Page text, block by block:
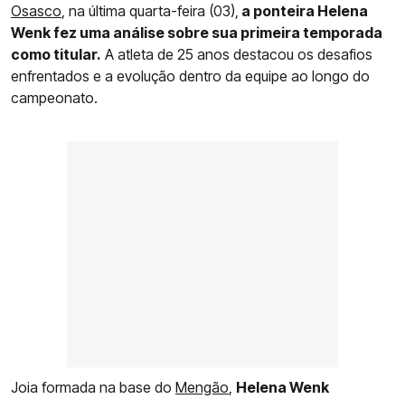
Osasco, na última quarta-feira (03), a ponteira Helena
Wenk fez uma análise sobre sua primeira temporada
como titular. A atleta de 25 anos destacou os desafios
enfrentados e a evolução dentro da equipe ao longo do
campeonato.
Joia formada na base do Mengão, Helena Wenk